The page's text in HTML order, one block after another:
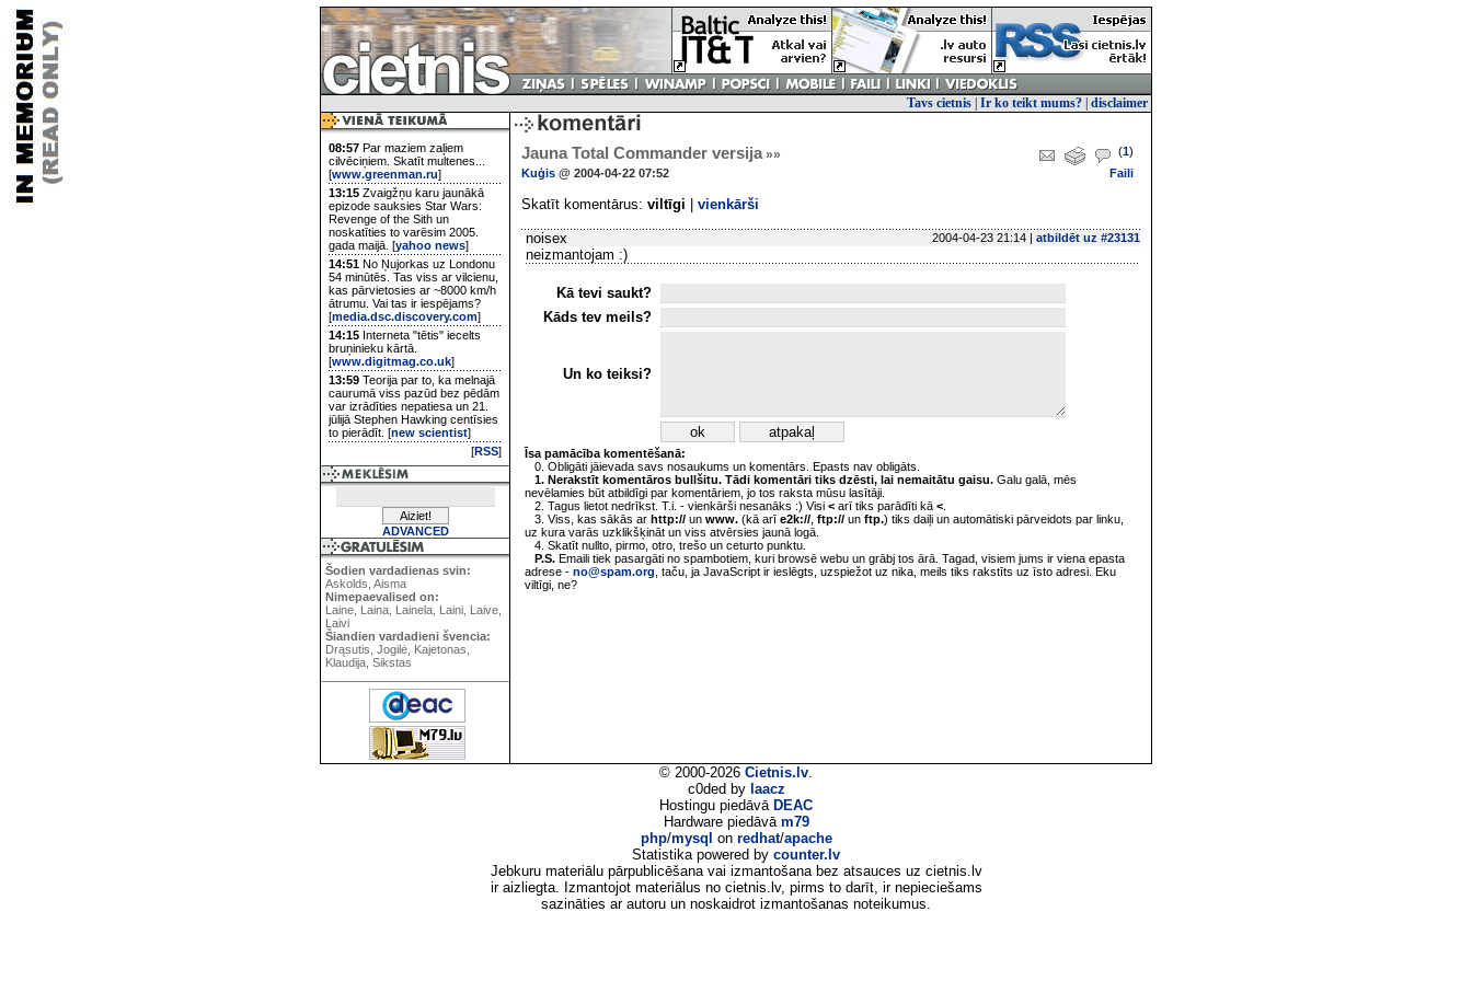
Tavs cietnis Ir ko teikt mums? disclaimer
08:57 Par maziem zaļiem
cilvēciņiem. Skatīt multenes...
[www.greenman.ru]
13:15 Zvaigžņu karu jaunākā
epizode sauksies Star Wars:
Revenge of the Sith un
noskatīties to varēsim 2005.
gada maijā. [yahoo news]
14:51 No Ņujorkas uz Londonu
54 minūtēs. Tas viss ar vilcienu,
kas pārvietosies ar ~8000 km/h
ātrumu. Vai tas ir iespējams?
[media.dsc.discovery.com]
14:15 Interneta "tētis" iecelts
bruņinieku kārtā.
[www.digitmag.co.uk]
13:59 Teorija par to, ka melnajā
caurumā viss pazūd bez pēdām
var izrādīties nepatiesa un 21.
jūlijā Stephen Hawking centīsies
to pierādīt. [new scientist]
[RSS]
ADVANCED
Šodien vardadienas svin:
Askolds, Aisma
Nimepaevalised on:
Laine, Laina, Lainela, Laini, Laive,
Laivi
Šiandien vardadieni švencia:
Drąsutis, Jogilė, Kajetonas,
Klaudija, Sikstas
Jauna Total Commander versija»» (1)
Kuģis @ 2004-04-22 07:52 Faili
Skatīt komentārus: viltīgi vienkārši
noisex 2004-04-23 21:14 | atbildēt uz #23131
neizmantojam :)
Kā tevi saukt?
Kāds tev meils?
Un ko teiksi?
Īsa pamācība komentēšanā:
0. Obligāti jāievada savs nosaukums un komentārs. Epasts nav obligāts.
1. Nerakstīt komentāros bullšitu. Tādi komentāri tiks dzēsti, lai nemaitātu gaisu. Galu galā, mēs
nevēlamies būt atbildīgi par komentāriem, jo tos raksta mūsu lasītāji.
2. Tagus lietot nedrīkst. T.i. - vienkārši nesanāks :) Visi < arī tiks parādīti kā <
3. Viss, kas sākās ar http:// un www. (kā arī e2k:// ftp:// un ftp.) tiks daiļi un automātiski pārveidots par linku,
uz kura varās uzklikšķināt un viss atvērsies jaunā logā.
4. Skatīt nullto, pirmo, otro, trešo un ceturto punktu.
P.S. Emaili tiek pasargāti no spambotiem, kuri browsē webu un grābj tos ārā. Tagad, visiem jums ir viena epasta
adrese - no@spam.org , taču, ja JavaScript ir ieslēgts, uzspiežot uz nika, meils tiks rakstīts uz īsto adresi. Eku
viltīgi, ne?
© 2000-2026 Cietnis.lv.
c0ded by laacz
Hostingu piedāvā DEAC
Hardware piedāvā m79
php/mysql on redhat/apache
Statistika powered by counter.lv
Jebkuru materiālu pārpublicēšana vai izmantošana bez atsauces uz cietnis.lv
ir aizliegta. Izmantojot materiālus no cietnis.lv, pirms to darīt, ir nepieciešams
sazināties ar autoru un noskaidrot izmantošanas noteikumus.